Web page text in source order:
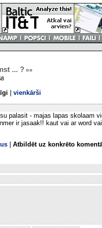
... ? »»
vienkārši
palasit - majas lapas skolaam
ir jasaak!! kaut vai ar word
Atbildēt uz konkrēto